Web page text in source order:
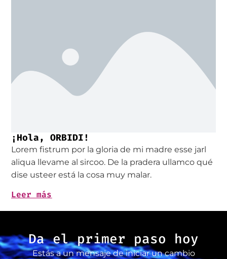
¡Hola, ORBIDI!
Lorem fistrum por la gloria de mi madre esse jarl
aliqua llevame al sircoo. De la pradera ullamco qué
dise usteer está la cosa muy malar.
Leer más
Da el primer paso hoy
Estás a un mensaje de iniciar un cambio